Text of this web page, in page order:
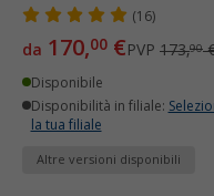
(16)
da 170,00 €PVP 173,90
Disponibile
Disponibilità in filiale:
la tua filiale
Altre versioni disponibili